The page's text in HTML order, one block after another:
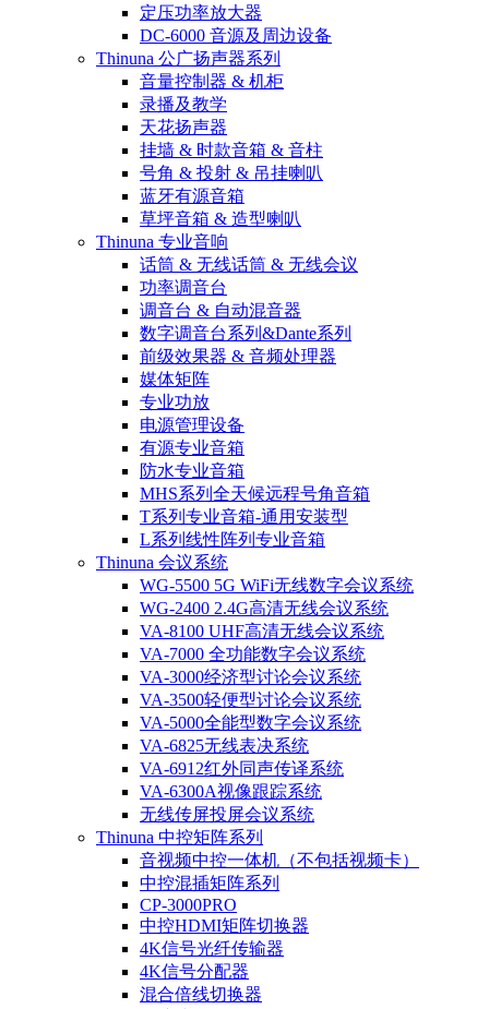
定压功率放大器
DC-6000 音源及周边设备
Thinuna 公广扬声器系列
音量控制器 & 机柜
录播及教学
天花扬声器
挂墙 & 时款音箱 & 音柱
号角 & 投射 & 吊挂喇叭
蓝牙有源音箱
草坪音箱 & 造型喇叭
Thinuna 专业音响
话筒 & 无线话筒 & 无线会议
功率调音台
调音台 & 自动混音器
数字调音台系列&Dante系列
前级效果器 & 音频处理器
媒体矩阵
专业功放
电源管理设备
有源专业音箱
防水专业音箱
MHS系列全天候远程号角音箱
T系列专业音箱-通用安装型
L系列线性阵列专业音箱
Thinuna 会议系统
WG-5500 5G WiFi无线数字会议系统
WG-2400 2.4G高清无线会议系统
VA-8100 UHF高清无线会议系统
VA-7000 全功能数字会议系统
VA-3000经济型讨论会议系统
VA-3500轻便型讨论会议系统
VA-5000全能型数字会议系统
VA-6825无线表决系统
VA-6912红外同声传译系统
VA-6300A视像跟踪系统
无线传屏投屏会议系统
Thinuna 中控矩阵系列
音视频中控一体机（不包括视频卡）
中控混插矩阵系列
CP-3000PRO
中控HDMI矩阵切换器
4K信号光纤传输器
4K信号分配器
混合倍线切换器